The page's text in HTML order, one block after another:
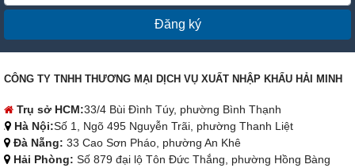
Đăng ký
CÔNG TY TNHH THƯƠNG MẠI DỊCH VỤ XUẤT NHẬP KHẨU HẢI MINH
Trụ sở HCM:33/4 Bùi Đình Túy, phường Bình Thạnh
Hà Nội:Số 1, Ngõ 495 Nguyễn Trãi, phường Thanh Liệt
Đà Nẵng: 33 Cao Sơn Pháo, phường An Khê
Hải Phòng: Số 879 đại lộ Tôn Đức Thắng, phường Hồng Bàng